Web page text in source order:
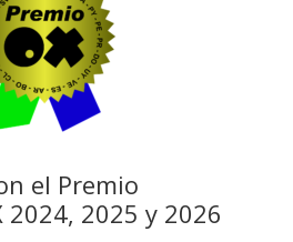
el Premio
2025 y 2026